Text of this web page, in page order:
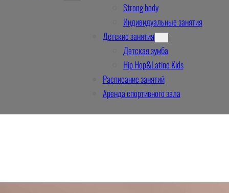
Strong body
Индивидуальные занятия
Детские занятия
Детская зумба
Hip Hop&Latino Kids
Расписание занятий
Аренда спортивного зала